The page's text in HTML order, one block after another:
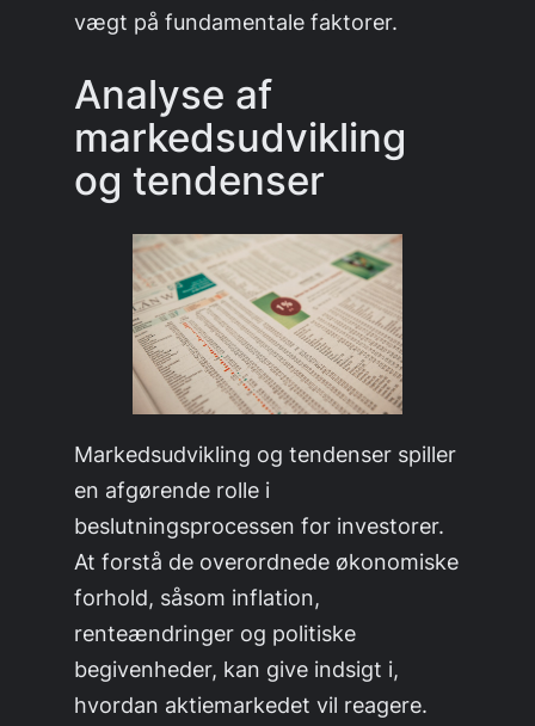
vægt på fundamentale faktorer.
Analyse af
markedsudvikling
og tendenser
Markedsudvikling og tendenser spiller
en afgørende rolle i
beslutningsprocessen for investorer.
At forstå de overordnede økonomiske
forhold, såsom inflation,
renteændringer og politiske
begivenheder, kan give indsigt i,
hvordan aktiemarkedet vil reagere.